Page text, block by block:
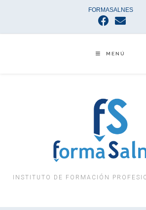
FORMASALNES
MENÚ
INSTITUTO DE FORMACIÓN